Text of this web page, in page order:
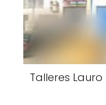
Talleres